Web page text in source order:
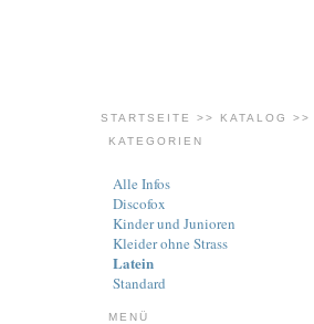
STARTSEITE >> KATALOG >>
KATEGORIEN
Alle Infos
Discofox
Kinder und Junioren
Kleider ohne Strass
Latein
Standard
MENÜ